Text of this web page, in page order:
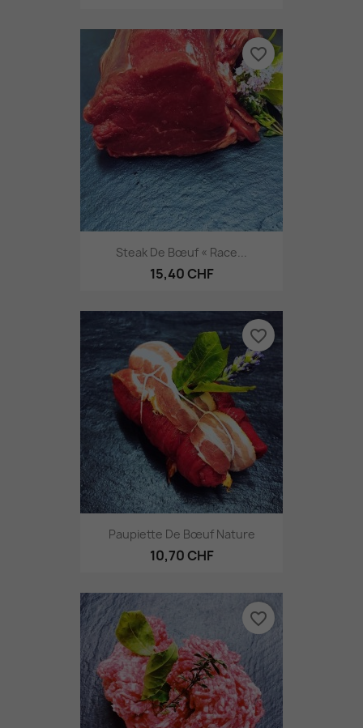
Steak De Bœuf « Race...
15,40 CHF
favorite_border
Paupiette De Bœuf Nature
10,70 CHF
favorite_border
favorite_border